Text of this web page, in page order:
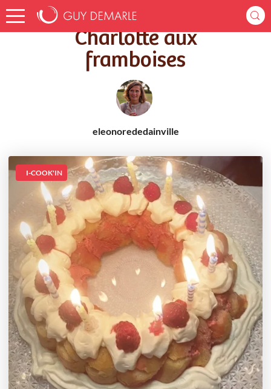
Accueil Recettes Charlotte aux framboises
Charlotte aux
framboises
eleonorededainville
I-COOK'IN